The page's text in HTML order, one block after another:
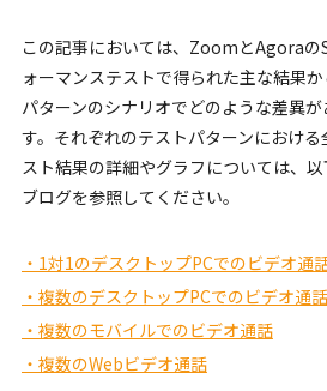
この記事においては、ZoomとAgoraの
ォーマンステストで得られた主な結果
パターンのシナリオでどのような差異
す。それぞれのテストパターンにおけ
スト結果の詳細やグラフについては、
ブログを参照してください。
・1対1のデスクトップPCでのビデオ通
・複数のデスクトップPCでのビデオ通話
・複数のモバイルでのビデオ通話
・複数のWebビデオ通話